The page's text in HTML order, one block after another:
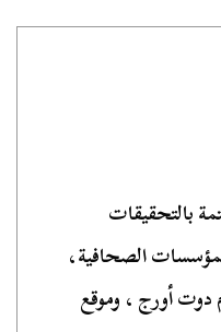
بالتحقيقات
الصحافية،
دوت أورج ، وموقع